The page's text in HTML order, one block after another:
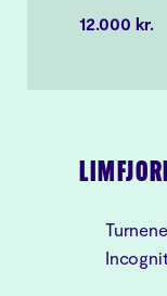
12.000 kr.